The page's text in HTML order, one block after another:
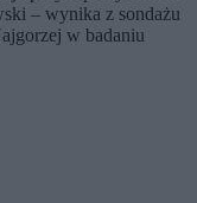
– wynika z sondażu
w badaniu